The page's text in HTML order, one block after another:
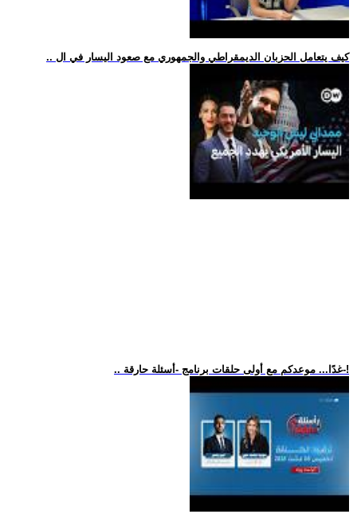
.. كيف يتعامل الحزبان الديمقراطي والجمهوري مع صعود اليسار في ال
.. غدًا... موعدكم مع أولى حلقات برنامج -أسئلة حارقة-!